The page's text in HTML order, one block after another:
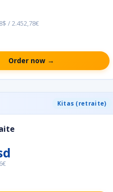
/ 2.452,78€
Order now →
Kitas (retraite)